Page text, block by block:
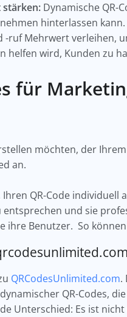
stärken: Dynamische QR-
hinterlassen
-ruf Mehrwert verleihen,
helfen wird, Kunden zu
für
möchten, der
an.
QR-Code individuell
und sie
ihre Benutzer. So
QRCodesUnlimited.com.
QR-Codes,
Unterschied: Es ist